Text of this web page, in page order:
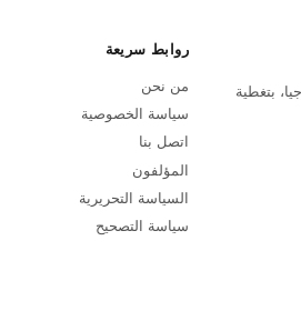
بتغطية
روابط سريعة
من نحن
سياسة الخصوصية
اتصل بنا
المؤلفون
السياسة التحريرية
سياسة التصحيح